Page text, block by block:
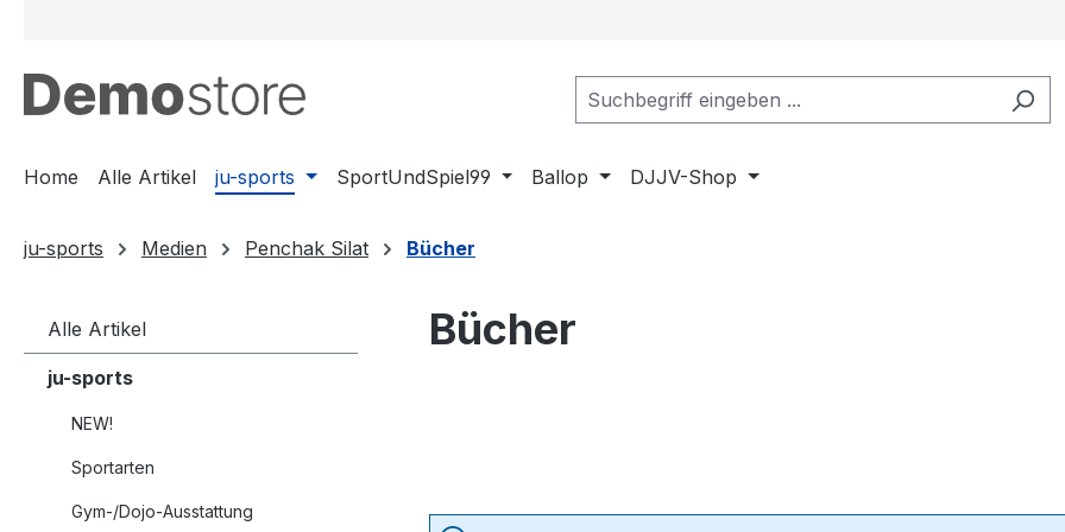
Home Alle Artikel ju-sports SportUndSpiel99 Ballop DJJV-Shop
ju-sports Medien Penchak Silat Bücher
Alle Artikel
ju-sports
NEW!
Sportarten
Gym-/Dojo-Ausstattung
Bücher